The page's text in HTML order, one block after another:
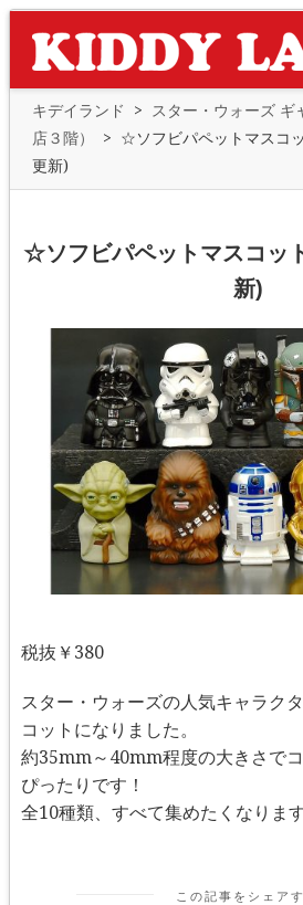
キデイランド >
スター・ウォーズ ギ
店３階）
> ☆ソフビパペットマスコ
更新)
☆ソフビパペットマスコッ
新)
税抜￥380
スター・ウォーズの人気キャラク
コットになりました。
約35mm～40mm程度の大きさで
ぴったりです！
全10種類、すべて集めたくなりま
この記事をシェア